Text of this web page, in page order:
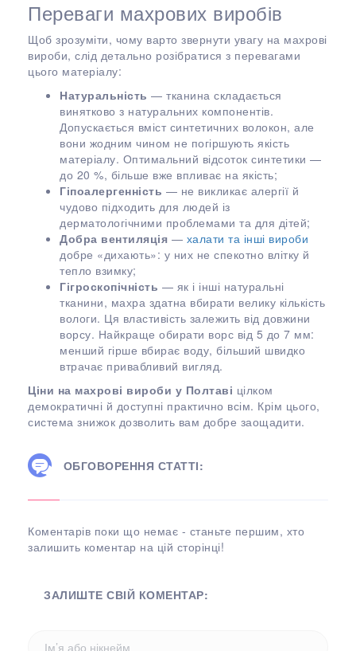
Переваги махрових виробів
Щоб зрозуміти, чому варто звернути увагу на махрові
вироби, слід детально розібратися з перевагами
цього матеріалу:
Натуральність — тканина складається
винятково з натуральних компонентів.
Допускається вміст синтетичних волокон, але
вони жодним чином не погіршують якість
матеріалу. Оптимальний відсоток синтетики —
до 20 %, більше вже впливає на якість;
Гіпоалергенність — не викликає алергії й
чудово підходить для людей із
дерматологічними проблемами та для дітей;
Добра вентиляція — халати та інші вироби
добре «дихають»: у них не спекотно влітку й
тепло взимку;
Гігроскопічність — як і інші натуральні
тканини, махра здатна вбирати велику кількість
вологи. Ця властивість залежить від довжини
ворсу. Найкраще обирати ворс від 5 до 7 мм:
менший гірше вбирає воду, більший швидко
втрачає привабливий вигляд.
Ціни на махрові вироби у Полтаві цілком
демократичні й доступні практично всім. Крім цього,
система знижок дозволить вам добре заощадити.
ОБГОВОРЕННЯ СТАТТІ:
Коментарів поки що немає - станьте першим, хто
залишить коментар на цій сторінці!
ЗАЛИШТЕ СВІЙ КОМЕНТАР: